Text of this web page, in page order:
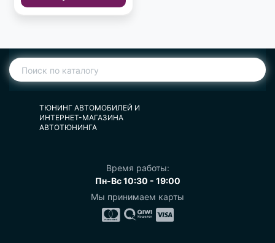
ТЮНИНГ АВТОМОБИЛЕЙ И
ИНТЕРНЕТ-МАГАЗИНА
АВТОТЮНИНГА
Время работы:
Пн-Вс 10:30 - 19:00
Мы принимаем карты